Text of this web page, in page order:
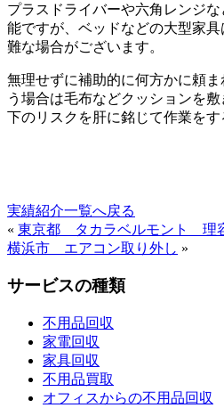
プラスドライバーや六角レンジ
能ですが、ベッドなどの大型家
難な場合がございます。
無理せずに補助的に何方かに頼
う場合は毛布などクッションを
下のリスクを肝に銘じて作業をす
実績紹介一覧へ戻る
« 東京都 タカラベルモント 理
横浜市 エアコン取り外し »
サービスの種類
不用品回収
家電回収
家具回収
不用品買取
オフィスからの不用品回収